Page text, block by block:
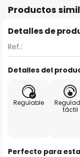
Productos
Detalles de
Ref.:
Detalles del
Regulable
táctil
Perfecto para